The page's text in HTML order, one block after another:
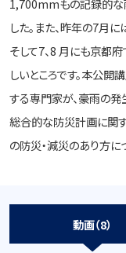
1,700mmもの記録的な
した。また、昨年の7月
そして7、8 月にも京都
しいところです。本公開
する専門家が、豪雨の発
総合的な防災計画に関
の防災・減災のあり方に
動画（8）